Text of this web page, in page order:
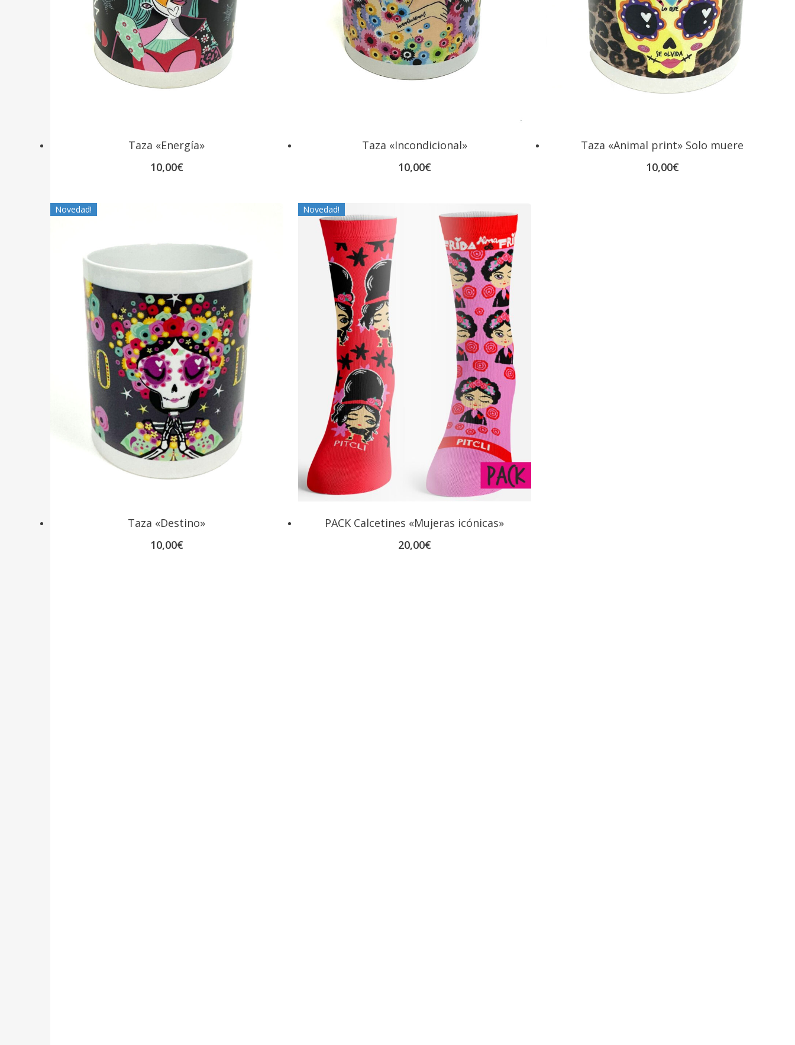
Taza «Energía»
10,00€
Taza «Incondicional»
10,00€
Taza «Animal print» Solo muere
10,00€
Novedad!
Taza «Destino»
10,00€
Novedad!
PACK Calcetines «Mujeras icónicas»
20,00€